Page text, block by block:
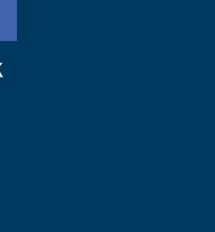
路程的生津製茶
年，在地深耕
到當年林口舉辦